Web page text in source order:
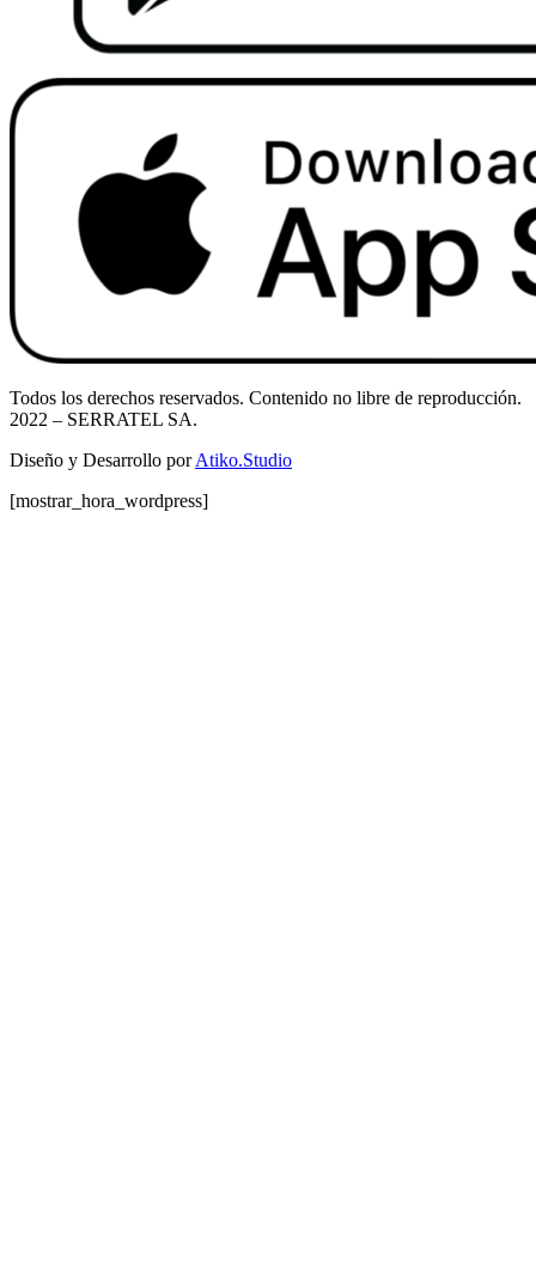
Todos los derechos reservados. Contenido no libre de reproducción.
2022 – SERRATEL SA.
Diseño y Desarrollo porAtiko.Studio
[mostrar_hora_wordpress]